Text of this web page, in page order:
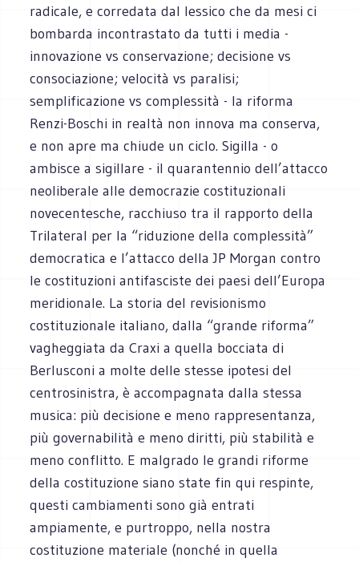
radicale, e corredata dal lessico che da mesi ci
bombarda incontrastato da tutti i media -
innovazione vs conservazione; decisione vs
consociazione; velocità vs paralisi;
semplificazione vs complessità - la riforma
Renzi-Boschi in realtà non innova ma conserva,
e non apre ma chiude un ciclo. Sigilla - o
ambisce a sigillare - il quarantennio dell’attacco
neoliberale alle democrazie costituzionali
novecentesche, racchiuso tra il rapporto della
Trilateral per la “riduzione della complessità”
democratica e l’attacco della JP Morgan contro
le costituzioni antifasciste dei paesi dell’Europa
meridionale. La storia del revisionismo
costituzionale italiano, dalla “grande riforma”
vagheggiata da Craxi a quella bocciata di
Berlusconi a molte delle stesse ipotesi del
centrosinistra, è accompagnata dalla stessa
musica: più decisione e meno rappresentanza,
più governabilità e meno diritti, più stabilità e
meno conflitto. E malgrado le grandi riforme
della costituzione siano state fin qui respinte,
questi cambiamenti sono già entrati
ampiamente, e purtroppo, nella nostra
costituzione materiale (nonché in quella